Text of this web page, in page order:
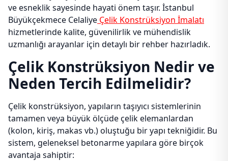
ve esneklik sayesinde hayati önem taşır. İstanbul
Büyükçekmece Celaliye Çelik Konstrüksiyon İmalatı
hizmetlerinde kalite, güvenilirlik ve mühendislik
uzmanlığı arayanlar için detaylı bir rehber hazırladık.
Çelik Konstrüksiyon Nedir ve
Neden Tercih Edilmelidir?
Çelik konstrüksiyon, yapıların taşıyıcı sistemlerinin
tamamen veya büyük ölçüde çelik elemanlardan
(kolon, kiriş, makas vb.) oluştuğu bir yapı tekniğidir. Bu
sistem, geleneksel betonarme yapılara göre birçok
avantaja sahiptir: